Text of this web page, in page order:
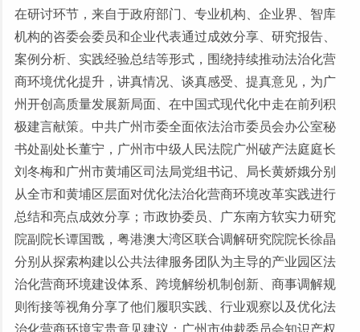
在研讨环节，来自于政府部门、专业机构、企业界、智库
机构的咨委会委员和企业代表通过成效分享、研究报告、
案例分析、实践经验总结等形式，围绕持续推动法治化营
商环境优化提升，讲真情况、谈真感受、提真意见，为广
州开创高质量发展新局面、在中国式现代化中走在前列积
极建言献策。中共广州市委全面依法治市委员会办公室秘
书处副处长董宁，广州市中级人民法院广州破产法庭庭长
刘冬梅和广州市黄埔区司法局党组书记、局长黄娇娥分别
从全市和黄埔区层面对优化法治化营商环境改革实践进行
总结和亮点成效分享；市政协委员、广东南方软实力研究
院副院长谭国戬，粤港澳大湾区联合调解研究院院长徐晶
分别从探索构建以公共法律服务团队为主导的产业园区法
治化营商环境建设体系、跨境解纷机制创新、商事调解规
则衔接等视角分享了他们履职实践、行业观察以及优化法